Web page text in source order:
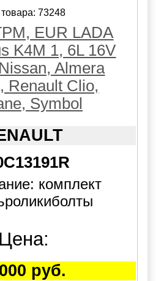
товара: 73248
EUR LADA
K4M 1, 6L 16V
Almera
Renault Clio,
Symbol
комплект
Цена:
руб.